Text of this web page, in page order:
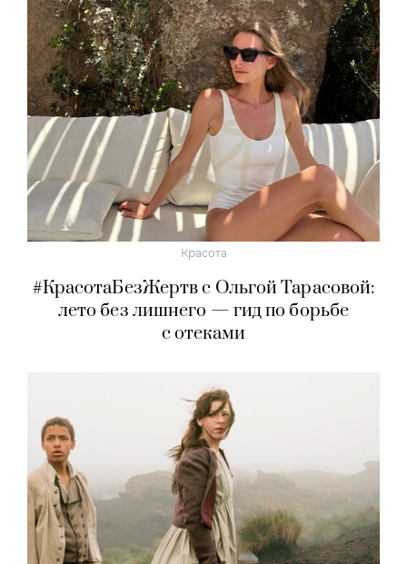
Красота
#КрасотаБезЖертв с Ольгой Тарасовой:
лето без лишнего — гид по борьбе
с отеками